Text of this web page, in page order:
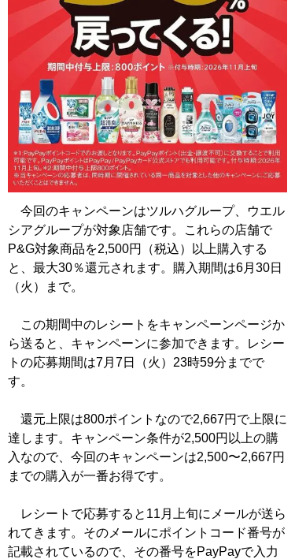
今回のキャンペーンはツルハグループ、ウエル
シアグループが対象店舗です。これらの店舗で
P&G対象商品を2,500円（税込）以上購入する
と、最大30％還元されます。購入期間は6月30日
（火）まで。
この期間中のレシートをキャンペーンページか
ら送ると、キャンペーンに参加できます。レシー
トの応募期間は7月7日（火）23時59分までで
す。
還元上限は800ポイントなので2,667円で上限に
達します。キャンペーン条件が2,500円以上の購
入なので、今回のキャンペーンは2,500〜2,667円
までの購入が一番お得です。
レシートで応募すると11月上旬にメールが送ら
れてきます。そのメールにポイントコード番号が
記載されているので、その番号をPayPayで入力